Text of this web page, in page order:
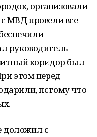
организовали
МВД провели все
руководитель
коридор был
этом перед
потому что
доложил о